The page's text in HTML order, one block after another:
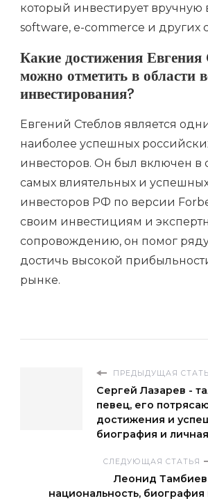
который инвестирует вручную
software, e-commerce и других
Какие достижения Евгения
можно отметить в области
инвестирования?
Евгений Стеблов является
наиболее успешных
инвесторов. Он был включен в
самых влиятельных и
инвесторов РФ по версии
своим инвестициям и
сопровождению, он помог
достичь высокой
рынке.
ПРЕДЫДУЩАЯ
Сергей Лазарев -
певец, его
достижения и
биография и
СЛЕДУЮЩАЯ СТАТЬЯ
Леонид
национальность, биография